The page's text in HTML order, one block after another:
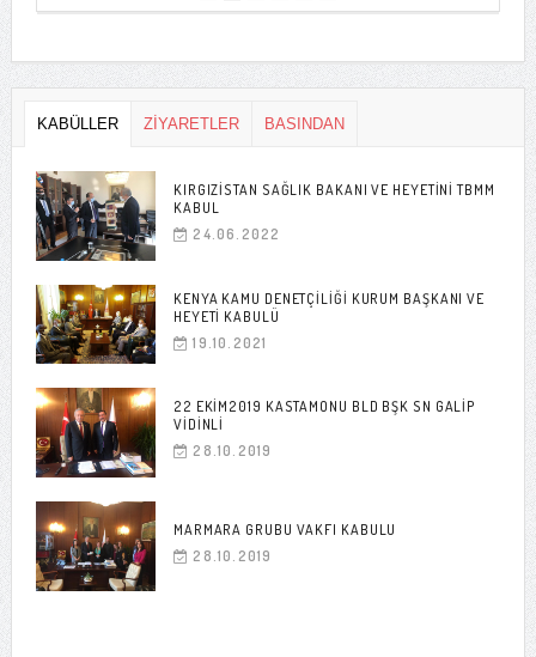
KABÜLLER ZİYARETLER BASINDAN
KIRGIZISTAN SAĞLIK BAKANI VE HEYETINI TBMM
KABUL
24.06.2022
KENYA KAMU DENETÇILIĞI KURUM BAŞKANI VE
HEYETI KABULÜ
19.10.2021
22 EKIM2019 KASTAMONU BLD BŞK SN GALIP
VIDINLI
28.10.2019
MARMARA GRUBU VAKFI KABULU
28.10.2019